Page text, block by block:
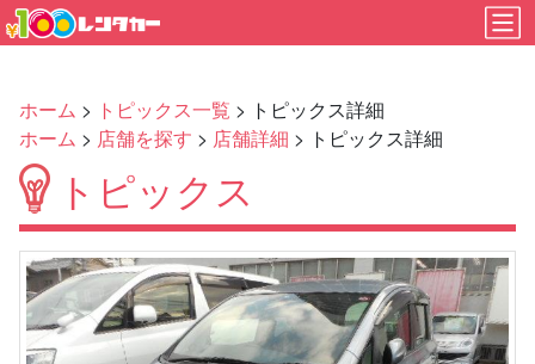
ホーム > トピックス一覧 > トピックス詳細
ホーム > 店舗を探す > 店舗詳細 > トピックス詳細
トピックス